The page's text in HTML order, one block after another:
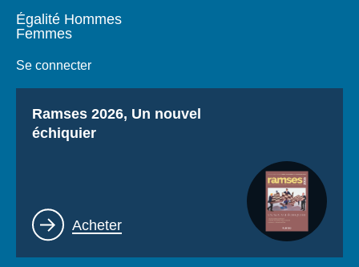
Égalité Hommes
Femmes
Se connecter
Titre
Ramses 2026, Un nouvel
échiquier
Lien
Acheter